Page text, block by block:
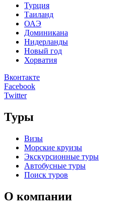
Турция
Таиланд
ОАЭ
Доминикана
Нидерланды
Новый год
Хорватия
Вконтакте
Facebook
Twitter
Туры
Визы
Морские круизы
Экскурсионные туры
Автобусные туры
Поиск туров
О компании